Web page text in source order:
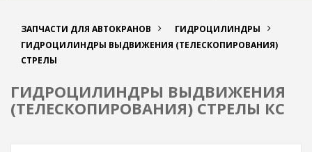
ЗАПЧАСТИ ДЛЯ АВТОКРАНОВ
ГИДРОЦИЛИНДРЫ
ГИДРОЦИЛИНДРЫ ВЫДВИЖЕНИЯ (ТЕЛЕСКОПИРОВАНИЯ)
СТРЕЛЫ
ГИДРОЦИЛИНДРЫ ВЫДВИЖЕНИЯ
(ТЕЛЕСКОПИРОВАНИЯ) СТРЕЛЫ КС